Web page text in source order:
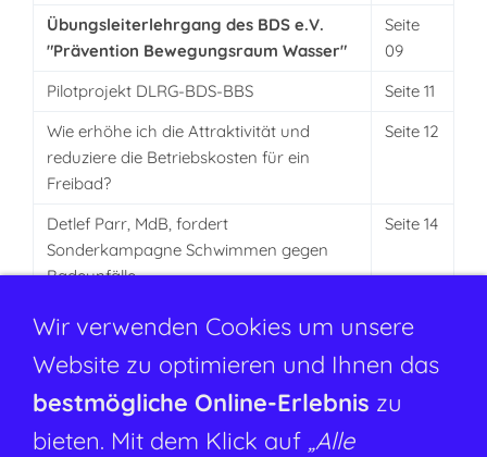
Übungsleiterlehrgang des BDS e.V.
"Prävention Bewegungsraum Wasser"
Seite
09
Pilotprojekt DLRG-BDS-BBS
Seite 11
Wie erhöhe ich die Attraktivität und
reduziere die Betriebskosten für ein
Freibad?
Seite 12
Detlef Parr, MdB, fordert
Sonderkampagne Schwimmen gegen
Badeunfälle
Seite 14
Sanierung und Einsatz von Edelstahl
Ausschreibung 32. Internationalen
Deutschen Meisterschaften des BDS
Seite 16
Sportverletzungen durch Schwimmen
Wir verwenden Cookies um unsere
Website zu optimieren und Ihnen das
bestmögliche Online-Erlebnis zu
bieten. Mit dem Klick auf „Alle